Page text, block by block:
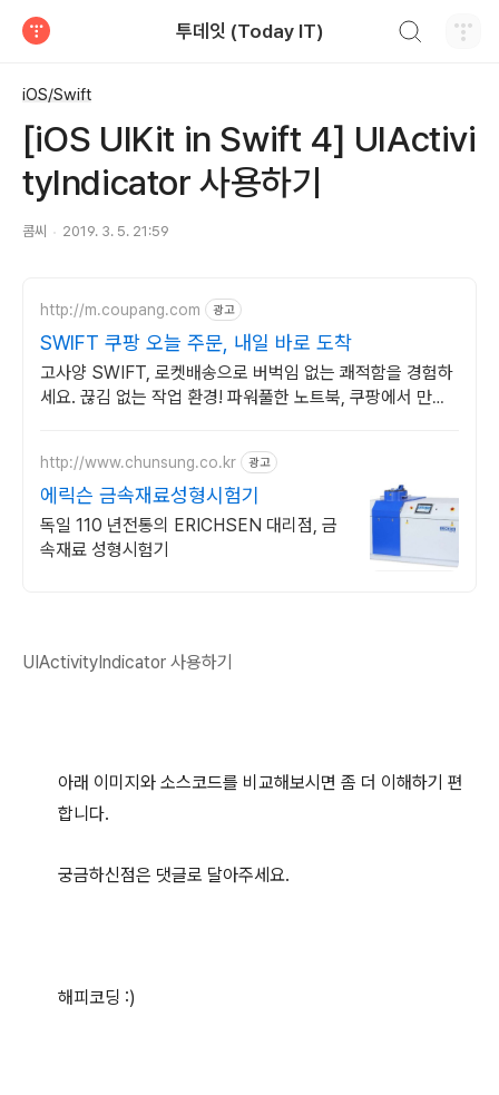
투데잇 (Today IT)
iOS/Swift
[iOS UIKit in Swift 4] UIActivi
tyIndicator 사용하기
콤씨 2019. 3. 5. 21:59
http://m.coupang.com 광고
SWIFT 쿠팡 오늘 주문, 내일 바로 도착
고사양 SWIFT, 로켓배송으로 버벅임 없는 쾌적함을 경험하
세요. 끊김 없는 작업 환경! 파워풀한 노트북, 쿠팡에서 만나
http://www.chunsung.co.kr 광고
에릭슨 금속재료성형시험기
독일 110 년전통의 ERICHSEN 대리점, 금
속재료 성형시험기
UIActivityIndicator 사용하기
아래 이미지와 소스코드를 비교해보시면 좀 더 이해하기 편
합니다.
궁금하신점은 댓글로 달아주세요.
해피코딩 :)